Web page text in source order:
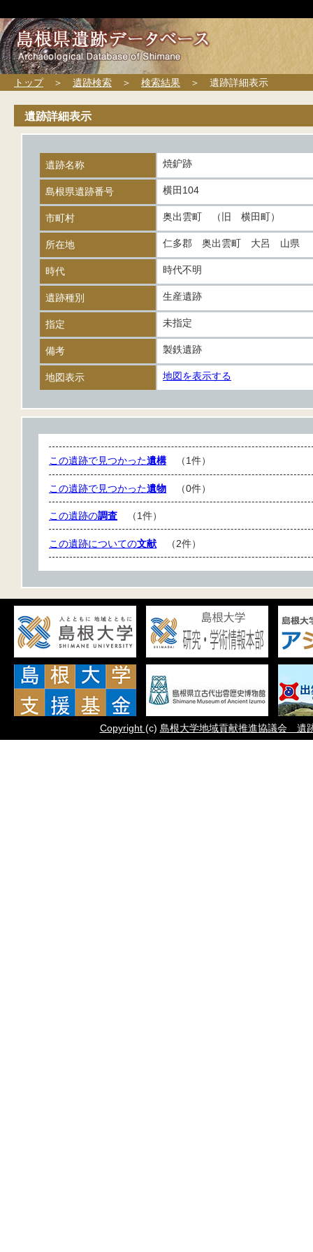
トップ＞ 遺跡検索 ＞ 検索結果 ＞ 遺跡詳細表示
遺跡詳細表示
遺跡名称 焼鈩跡
島根県遺跡番号 横田104
市町村 奥出雲町 （旧 横田町）
所在地 仁多郡 奥出雲町 大呂 山県
時代 時代不明
遺跡種別 生産遺跡
指定 未指定
備考 製鉄遺跡
地図表示 地図を表示する
この遺跡で見つかった遺構（1件）
この遺跡で見つかった遺物 （0件）
この遺跡の調査 （1件）
この遺跡についての文献 （2件）
Copyright (c) 島根大学地域貢献推進協議会 遺